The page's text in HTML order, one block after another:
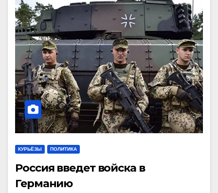
КУРЬЁЗЫ ПОЛИТИКА
Россия введет войска в
Германию